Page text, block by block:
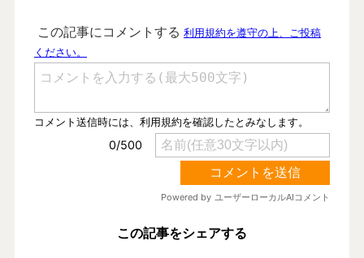
この記事をシェアする